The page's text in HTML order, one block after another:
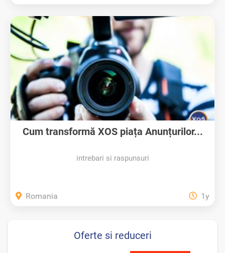
Cum transformă XOS piața Anunțurilor...
intrebari si raspunsuri
Romania 1y
Oferte si reduceri